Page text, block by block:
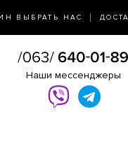
ВЫБРАТЬ НАС
Наши мессенджеры